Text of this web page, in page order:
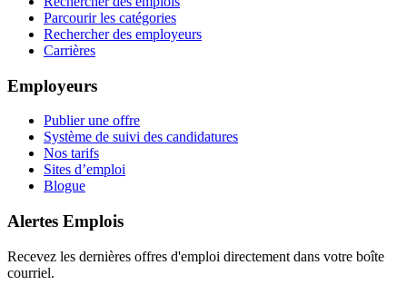
Parcourir les catégories
Rechercher des employeurs
Carrières
Employeurs
Publier une offre
Système de suivi des candidatures
Nos tarifs
Sites d’emploi
Blogue
Alertes Emplois
Recevez les dernières offres d'emploi directement dans votre boîte
courriel.